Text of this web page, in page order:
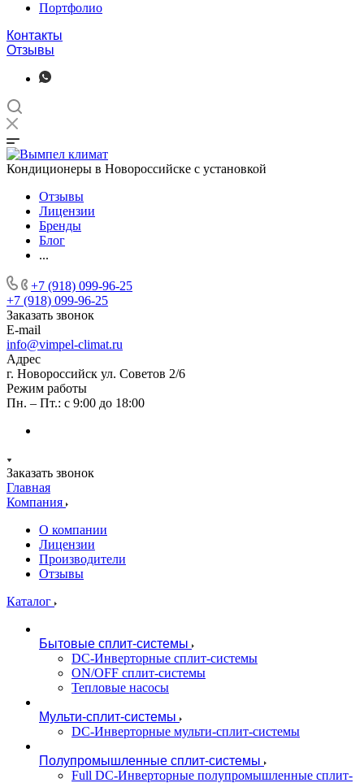
Портфолио
Контакты
Отзывы
Кондиционеры в Новороссийске с установкой
Отзывы
Лицензии
Бренды
Блог
...
+7 (918) 099-96-25
+7 (918) 099-96-25
Заказать звонок
E-mail
info@vimpel-climat.ru
Адрес
г. Новороссийск ул. Советов 2/6
Режим работы
Пн. – Пт.: с 9:00 до 18:00
Заказать звонок
Главная
Компания
О компании
Лицензии
Производители
Отзывы
Каталог
Бытовые сплит-системы
DC-Инверторные сплит-системы
ON/OFF сплит-системы
Тепловые насосы
Мульти-сплит-системы
DC-Инверторные мульти-сплит-системы
Полупромышленные сплит-системы
Full DC-Инверторные полупромышленные сплит-